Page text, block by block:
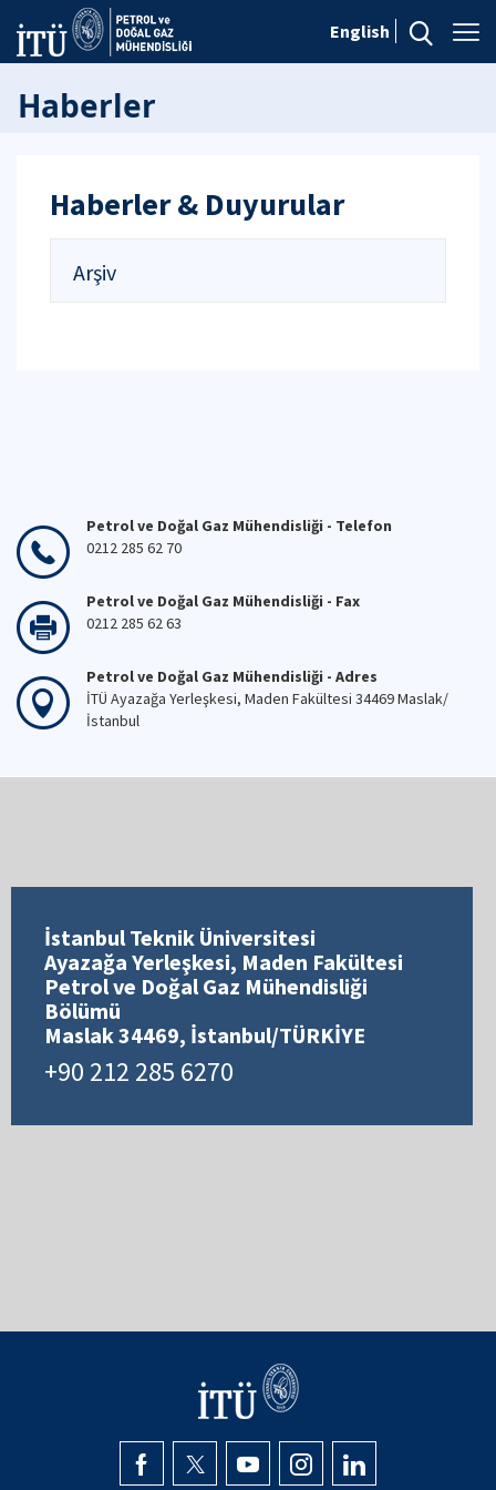
English
Haberler
Haberler & Duyurular
Arşiv
Petrol ve Doğal Gaz Mühendisliği - Telefon
0212 285 62 70
Petrol ve Doğal Gaz Mühendisliği - Fax
0212 285 62 63
Petrol ve Doğal Gaz Mühendisliği - Adres
İTÜ Ayazağa Yerleşkesi, Maden Fakültesi 34469 Maslak/
İstanbul
İstanbul Teknik Üniversitesi
Ayazağa Yerleşkesi, Maden Fakültesi
Petrol ve Doğal Gaz Mühendisliği
Bölümü
Maslak 34469, İstanbul/TÜRKİYE
+90 212 285 6270